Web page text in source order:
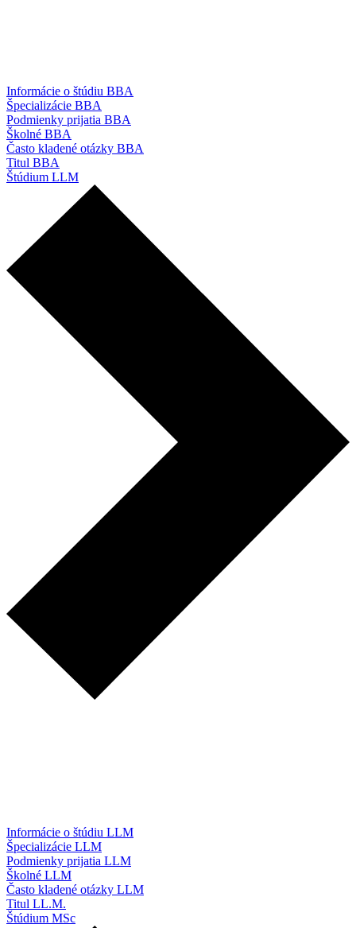
Informácie o štúdiu BBA
Špecializácie BBA
Podmienky prijatia BBA
Školné BBA
Často kladené otázky BBA
Titul BBA
Štúdium LLM
Informácie o štúdiu LLM
Špecializácie LLM
Podmienky prijatia LLM
Školné LLM
Často kladené otázky LLM
Titul LL.M.
Štúdium MSc